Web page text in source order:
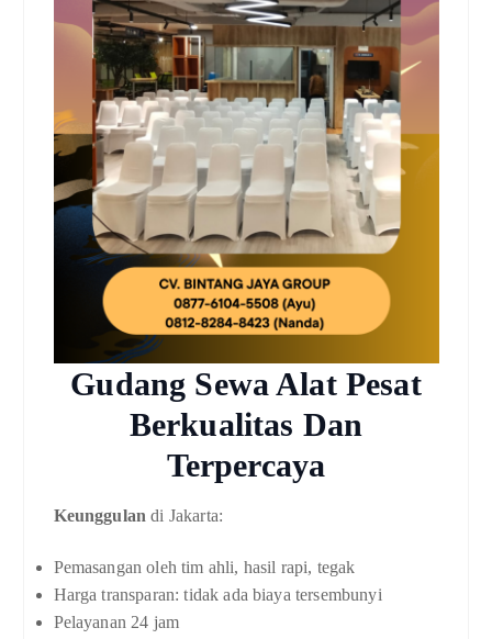
Gudang Sewa Alat Pesat
Berkualitas Dan
Terpercaya
Keunggulan di Jakarta:
Pemasangan oleh tim ahli, hasil rapi, tegak
Harga transparan: tidak ada biaya tersembunyi
Pelayanan 24 jam